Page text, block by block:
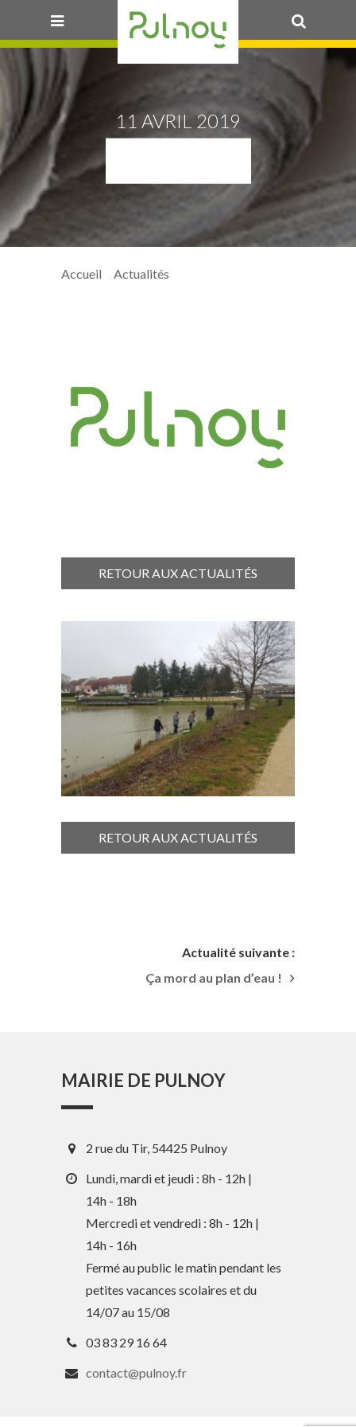
11 AVRIL 2019
Accueil >Actualités
RETOUR AUX ACTUALITÉS
RETOUR AUX ACTUALITÉS
Actualité suivante :
Ça mord au plan d’eau !
Guide des activités et services
MAIRIE DE PULNOY
2 rue du Tir, 54425 Pulnoy
Lundi, mardi et jeudi : 8h - 12h |
14h - 18h
Mercredi et vendredi : 8h - 12h |
14h - 16h
Fermé au public le matin pendant les
petites vacances scolaires et du
14/07 au 15/08
03 83 29 16 64
contact@pulnoy.fr